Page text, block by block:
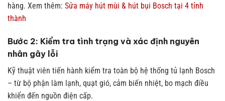
hàng. Xem thêm: Sửa máy hút mùi & hút bụi Bosch tại 4 tỉnh
thành
Bước 2: Kiểm tra tình trạng và xác định nguyên
nhân gây lỗi
Kỹ thuật viên tiến hành kiểm tra toàn bộ hệ thống tủ lạnh Bosch
– từ bộ phận làm lạnh, quạt gió, cảm biến nhiệt, bo mạch điều
khiển đến nguồn điện cấp.